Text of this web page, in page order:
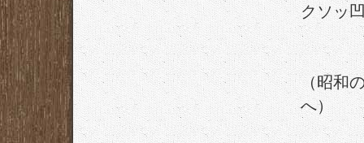
クソッ
（昭和
へ）